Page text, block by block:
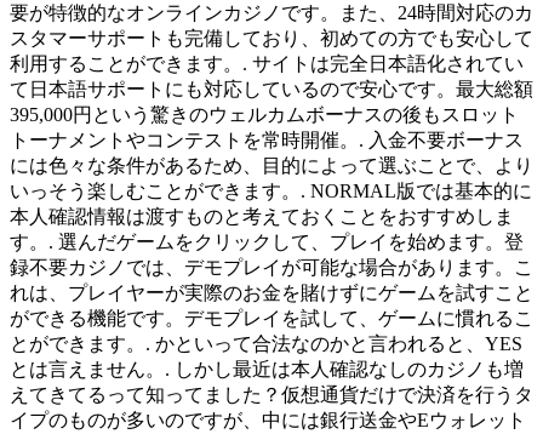
要が特徴的なオンラインカジノです。また、24時間対応のカ
スタマーサポートも完備しており、初めての方でも安心して
利用することができます。. サイトは完全日本語化されてい
て日本語サポートにも対応しているので安心です。最大総額
395,000円という驚きのウェルカムボーナスの後もスロット
トーナメントやコンテストを常時開催。. 入金不要ボーナス
には色々な条件があるため、目的によって選ぶことで、より
いっそう楽しむことができます。. NORMAL版では基本的に
本人確認情報は渡すものと考えておくことをおすすめしま
す。. 選んだゲームをクリックして、プレイを始めます。登
録不要カジノでは、デモプレイが可能な場合があります。こ
れは、プレイヤーが実際のお金を賭けずにゲームを試すこと
ができる機能です。デモプレイを試して、ゲームに慣れるこ
とができます。. かといって合法なのかと言われると、YES
とは言えません。. しかし最近は本人確認なしのカジノも増
えてきてるって知ってました？仮想通貨だけで決済を行うタ
イプのものが多いのですが、中には銀行送金やEウォレット